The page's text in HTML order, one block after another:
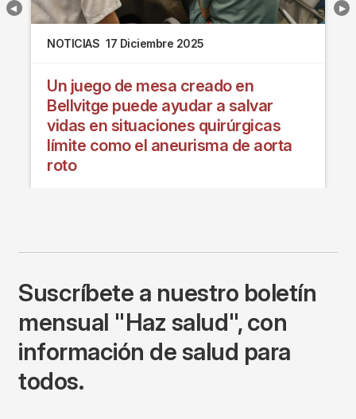
NOTICIAS 17 Diciembre 2025
Un juego de mesa creado en
Bellvitge puede ayudar a salvar
vidas en situaciones quirúrgicas
límite como el aneurisma de aorta
roto
Suscríbete a nuestro boletín
mensual "Haz salud", con
información de salud para
todos.